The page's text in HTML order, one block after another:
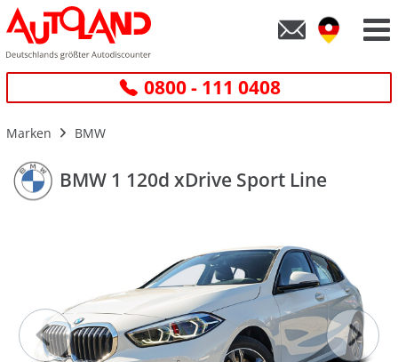
0800 - 111 0408
Marken BMW
BMW 1 120d xDrive Sport Line